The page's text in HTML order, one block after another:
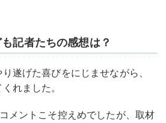
記者たちの感想は？
遂げた喜びをにじませながら、
れました。
メントこそ控えめでしたが、取材